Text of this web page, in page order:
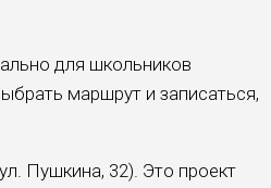
для школьников
маршрут и записаться,
Пушкина, 32). Это проект